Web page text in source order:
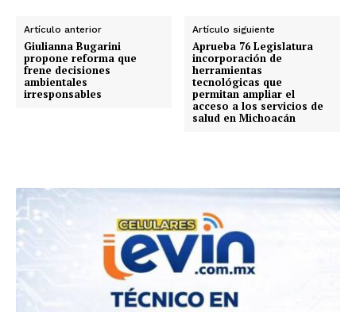
Artículo anterior
Giulianna Bugarini
propone reforma que
frene decisiones
ambientales
irresponsables
Artículo siguiente
Aprueba 76 Legislatura
incorporación de
herramientas
tecnológicas que
permitan ampliar el
acceso a los servicios de
salud en Michoacán